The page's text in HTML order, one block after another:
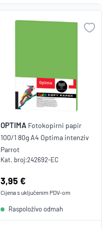
OPTIMA Fotokopirni papir
100/1 80g A4 Optima intenziv
Parrot
Kat. broj:242692-EC
Cijena:
3,95 €
Cijena s uključenim PDV-om
Raspoloživo odmah